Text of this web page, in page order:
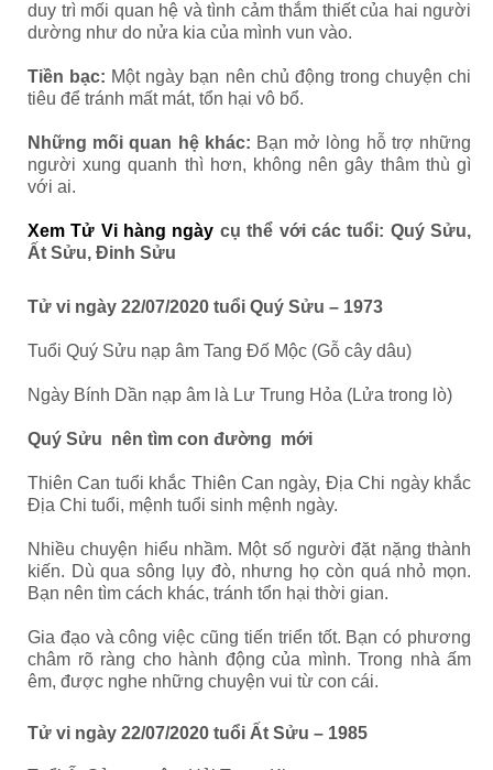
duy trì mối quan hệ và tình cảm thắm thiết của hai người
dường như do nửa kia của mình vun vào.
Tiền bạc: Một ngày bạn nên chủ động trong chuyện chi
tiêu để tránh mất mát, tổn hại vô bổ.
Những mối quan hệ khác: Bạn mở lòng hỗ trợ những
người xung quanh thì hơn, không nên gây thâm thù gì
với ai.
Xem Tử Vi hàng ngày cụ thể với các tuổi: Quý Sửu,
Ất Sửu, Đinh Sửu
Tử vi ngày 22/07/2020 tuổi Quý Sửu – 1973
Tuổi Quý Sửu nạp âm Tang Đố Mộc (Gỗ cây dâu)
Ngày Bính Dần nạp âm là Lư Trung Hỏa (Lửa trong lò)
Quý Sửu nên tìm con đường mới
Thiên Can tuổi khắc Thiên Can ngày, Địa Chi ngày khắc
Địa Chi tuổi, mệnh tuổi sinh mệnh ngày.
Nhiều chuyện hiểu nhầm. Một số người đặt nặng thành
kiến. Dù qua sông lụy đò, nhưng họ còn quá nhỏ mọn.
Bạn nên tìm cách khác, tránh tổn hại thời gian.
Gia đạo và công việc cũng tiến triển tốt. Bạn có phương
châm rõ ràng cho hành động của mình. Trong nhà ấm
êm, được nghe những chuyện vui từ con cái.
Tử vi ngày 22/07/2020 tuổi Ất Sửu – 1985